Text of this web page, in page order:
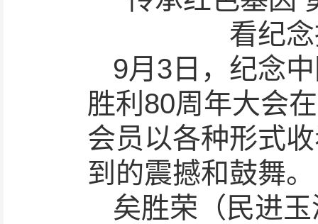
看纪
9月3日，纪念
胜利80周年大会
会员以各种形式
到的震撼和鼓舞。
矣胜荣（民进